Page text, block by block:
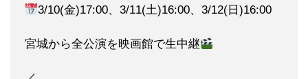
3/10(金)17:00、3/11(土)16:00、3/12(日)16:00
宮城から全公演を映画館で生中継